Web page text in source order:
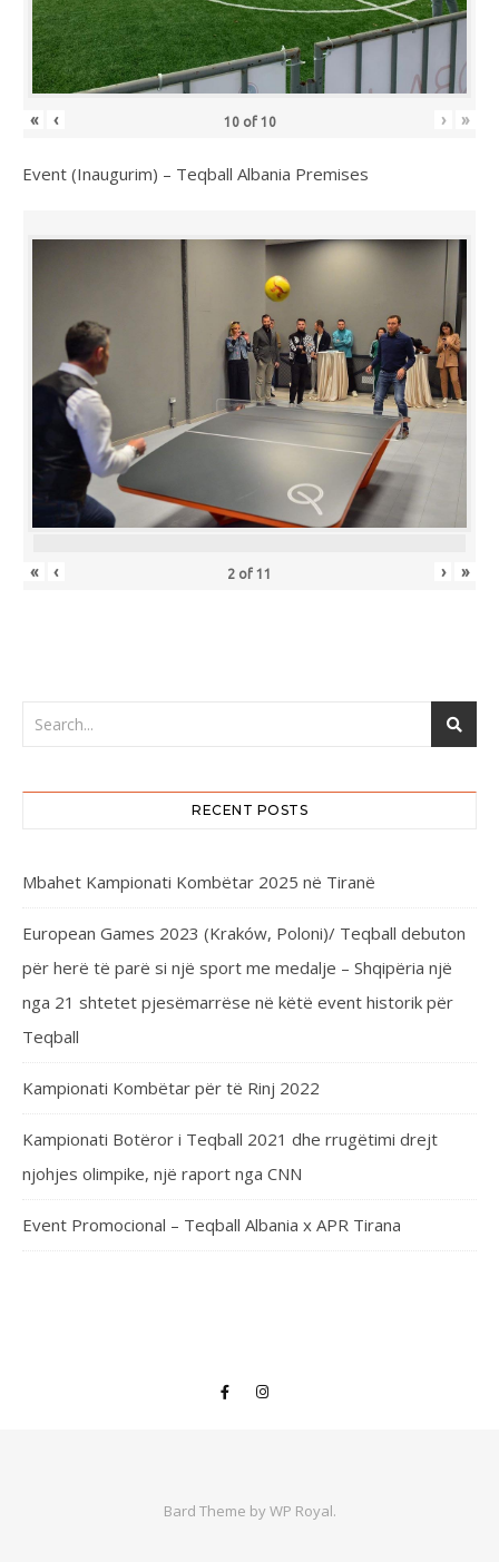
« ‹ 10of 10 › »
Event (Inaugurim) – Teqball Albania Premises
« ‹ 2 of 11 › »
RECENT POSTS
Mbahet Kampionati Kombëtar 2025 në Tiranë
European Games 2023 (Kraków, Poloni)/ Teqball debuton
për herë të parë si një sport me medalje – Shqipëria një
nga 21 shtetet pjesëmarrëse në këtë event historik për
Teqball
Kampionati Kombëtar për të Rinj 2022
Kampionati Botëror i Teqball 2021 dhe rrugëtimi drejt
njohjes olimpike, një raport nga CNN
Event Promocional – Teqball Albania x APR Tirana
Bard Theme byWP Royal.